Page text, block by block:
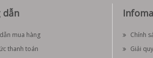
dẫn
mua hàng
thanh toán
Chính
Giải